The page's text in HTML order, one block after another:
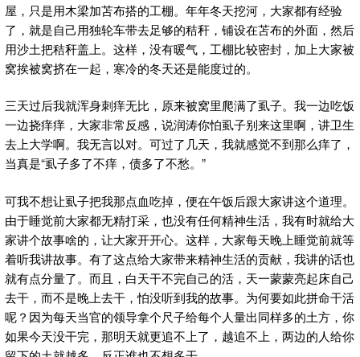
屋，只是用木梁加苫布搭的工棚。年年冬天挖河，大家都有经验
了，就是自己用独轮车带去足够的秸秆，铺设在苫布的外面，然后
用沙土把秸秆盖上。这样，没有暖气，工棚比较密封，加上大家被
窝挨被窝挤在一起，寒冷的冬天还是能度过的。
三天过后我就浑身刺痒无比，原来被窝里爬满了虱子。我一边吃饭
一边挠痒痒，大家非常反感，说润涛你怕虱子别来这里啊，讲卫生
去上大学啊。我无言以对。可过了几天，我就感觉不到那么痒了，
当真是“虱子多了不痒，债多了不愁。”
可我不想让虱子把我那点血吃掉，便在午饭后跟大家讲这个道理。
由于睡觉前大家都无精打采，也没有任何精神生活，我有时就给大
家讲个故事啥的，让大家开开心。这样，大家每天晚上睡觉前就等
着听我讲故事。有了这点给大家带来精神生活的贡献，我讲的话也
就有点分量了。而且，白天干不完自己的活，天一蒙蒙亮起床自己
去干，而不是晚上去干，怕没听到我的故事。为何要如此拼命干活
呢？因为每天当官的领导拿个尺子给每个人量出同样多的土方，你
如果今天没干完，那明天就更追不上了，越追不上，两边的人给你